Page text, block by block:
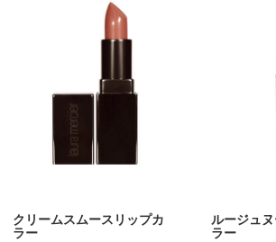
クリームスムースリップカ
ラー
ルージュ
ラー